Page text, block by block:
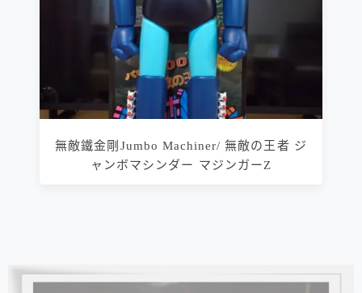
無敵鐵金剛Jumbo Machiner/ 無敵の王者 ジ
ャンボマシンダー マジンガーZ
相連文章